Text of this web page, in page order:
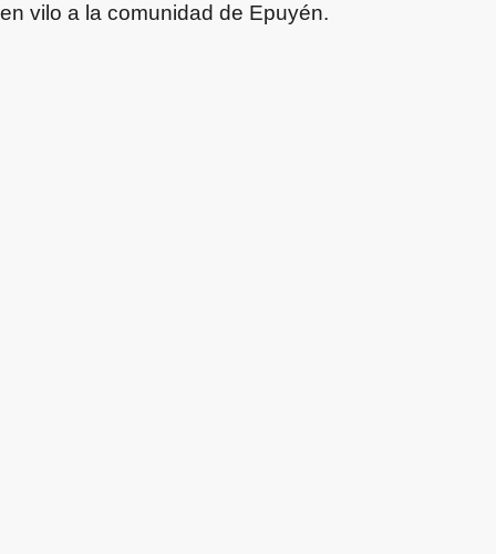
en vilo a la comunidad de Epuyén.